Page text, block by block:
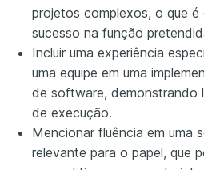
projetos complexos, o que é
sucesso na função
Incluir uma experiência
uma equipe em uma
de software, demonstrando
de execução.
Mencionar fluência em uma
relevante para o papel, que